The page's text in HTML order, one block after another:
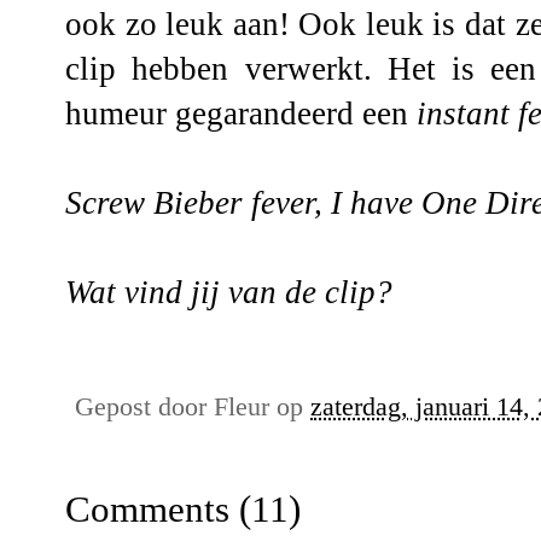
ook zo leuk aan! Ook leuk is dat
clip hebben verwerkt. Het is
humeur gegarandeerd een instant
Screw Bieber fever, I have One
Wat vind jij van de clip?
Gepost door Fleur op zaterdag, januari 14,
Comments (11)